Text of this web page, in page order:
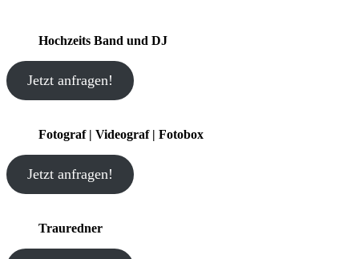
Hochzeits Band und DJ
Jetzt anfragen!
Fotograf | Videograf | Fotobox
Jetzt anfragen!
Trauredner